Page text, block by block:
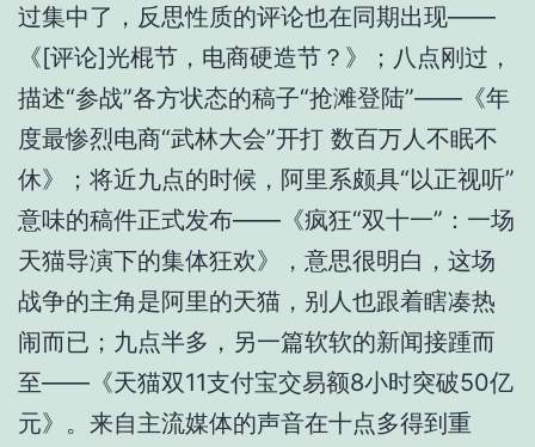
过集中了，反思性质的评论也在同期出现——
《[评论]光棍节，电商硬造节？》；八点刚过，
描述“参战”各方状态的稿子“抢滩登陆”——《年
度最惨烈电商“武林大会”开打 数百万人不眠不
休》；将近九点的时候，阿里系颇具“以正视听”
意味的稿件正式发布——《疯狂“双十一”：一场
天猫导演下的集体狂欢》，意思很明白，这场
战争的主角是阿里的天猫，别人也跟着瞎凑热
闹而已；九点半多，另一篇软软的新闻接踵而
至——《天猫双11支付宝交易额8小时突破50亿
元》。来自主流媒体的声音在十点多得到重